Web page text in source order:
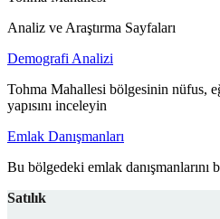
Analiz ve Araştırma Sayfaları
Demografi Analizi
Tohma Mahallesi bölgesinin nüfus,
yapısını inceleyin
Emlak Danışmanları
Bu bölgedeki emlak danışmanlarını
Satılık